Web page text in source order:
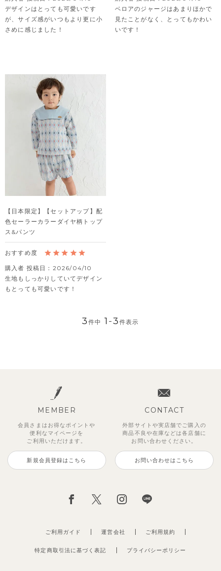
デザインはとっても可愛いです
が、サイズ感がいつもより更に小
さめに感じました！
ベロアのジャージはあまりほかで
見たことがなく、とってもかわい
いです！
【日本限定】【セットアップ】配
色セーラーカラーダイヤ柄トップ
ス&パンツ
購入者 投稿日
2026/04/10
生地もしっかりしていてデザイン
もとっても可愛いです！
3件中 1 -3 件表示
MEMBER
会員さまはお得なポイントや
便利な マイページを
ご利用いただけます。
新規会員登録はこちら
CONTACT
外部サイトや実店舗でご購入の
商品不良や在庫などは各店舗に
お問い合わせください。
お問い合わせはこちら
ご利用ガイド 運営会社
特定商取引法に基づく表記 プライバシーポリシー
ご利用規約